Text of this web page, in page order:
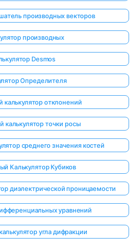
производных векторов
производных
Desmos
Определителя
калькулятор отклонений
калькулятор точки росы
среднего значения костей
Калькулятор Кубиков
диэлектрической проницаемости
уравнений
угла дифракции